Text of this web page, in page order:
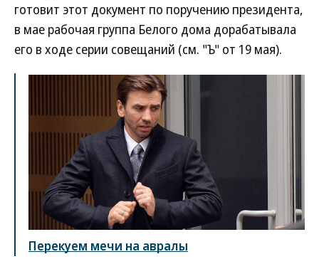
готовит этот документ по поручению президента,
в мае рабочая группа Белого дома дорабатывала
его в ходе серии совещаний (см. "Ъ" от 19 мая).
Перекуем мечи на авралы